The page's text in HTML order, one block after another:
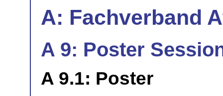
A: Fachverband
A 9: Poster
A 9.1: Poster